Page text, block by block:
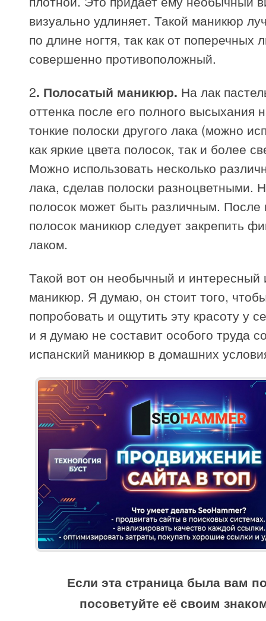
визуально удлиняет. Такой маникюр
по длине ногтя, так как от поперечных
совершенно противоположный.
2. Полосатый маникюр. На лак
оттенка после его полного высыхания
тонкие полоски другого лака (можно
как яркие цвета полосок, так и более
Можно использовать несколько
лака, сделав полоски разноцветными.
полосок может быть различным.
полосок маникюр следует закрепить
лаком.
Такой вот он необычный и интересный
маникюр. Я думаю, он стоит того,
попробовать и ощутить эту красоту у
и я думаю не составит особого труда
испанский маникюр в домашних
Если эта страница была вам
посоветуйте её своим